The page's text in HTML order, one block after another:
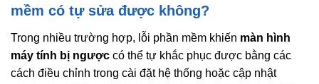
mềm có tự sửa được không?
Trong nhiều trường hợp, lỗi phần mềm khiến màn hình
máy tính bị ngược có thể tự khắc phục được bằng các
cách điều chỉnh trong cài đặt hệ thống hoặc cập nhật